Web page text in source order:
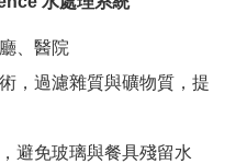
、醫院
，過濾雜質與礦物質，提
避免玻璃與餐具殘留水